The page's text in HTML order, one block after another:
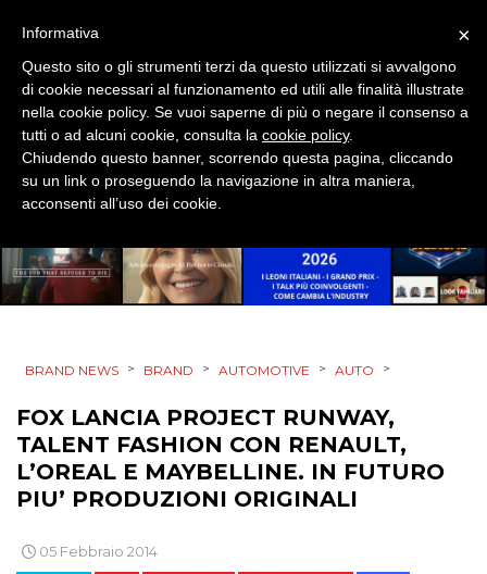
DESIGN
EVENTI
MOBILE
PROMOZIONI
PRODOTTI
STRATEGIE
CINEMA
BRAND NEWS > BRAND > AUTOMOTIVE > AUTO >
FOX LANCIA PROJECT RUNWAY,
TALENT FASHION CON RENAULT,
L’OREAL E MAYBELLINE. IN FUTURO
PIU’ PRODUZIONI ORIGINALI
05 Febbraio 2014
×
Informativa
Questo sito o gli strumenti terzi da questo utilizzati si avvalgono
di cookie necessari al funzionamento ed utili alle finalità illustrate
nella cookie policy. Se vuoi saperne di più o negare il consenso a
tutti o ad alcuni cookie, consulta la cookie policy.
Chiudendo questo banner, scorrendo questa pagina, cliccando
su un link o proseguendo la navigazione in altra maniera,
acconsenti all’uso dei cookie.